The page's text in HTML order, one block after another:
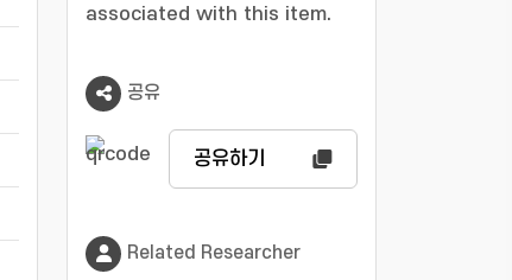
associated with this item.
공유
공유하기
Related Researcher